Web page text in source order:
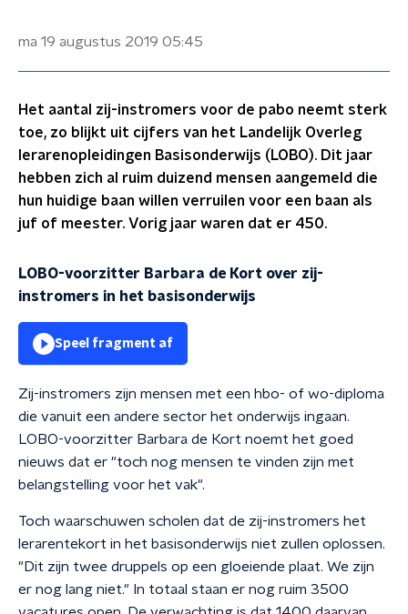
ma 19 augustus 2019 05:45
Het aantal zij-instromers voor de pabo neemt sterk
toe, zo blijkt uit cijfers van het Landelijk Overleg
lerarenopleidingen Basisonderwijs (LOBO). Dit jaar
hebben zich al ruim duizend mensen aangemeld die
hun huidige baan willen verruilen voor een baan als
juf of meester. Vorig jaar waren dat er 450.
LOBO-voorzitter Barbara de Kort over zij-
instromers in het basisonderwijs
Speel fragment af
Zij-instromers zijn mensen met een hbo- of wo-diploma
die vanuit een andere sector het onderwijs ingaan.
LOBO-voorzitter Barbara de Kort noemt het goed
nieuws dat er "toch nog mensen te vinden zijn met
belangstelling voor het vak".
Toch waarschuwen scholen dat de zij-instromers het
lerarentekort in het basisonderwijs niet zullen oplossen.
"Dit zijn twee druppels op een gloeiende plaat. We zijn
er nog lang niet." In totaal staan er nog ruim 3500